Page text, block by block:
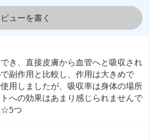
ューを書く
き、直接皮膚から血管へと吸収され
副作用と比較し、作用は大きめで
用しましたが、吸収率は身体の場所
への効果はあまり感じられませんで
☆5つ